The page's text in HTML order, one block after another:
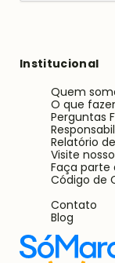
Institucional
Quem
O que
Perguntas
Relatório
Visite
Faça parte
Código de
Contato
Blog